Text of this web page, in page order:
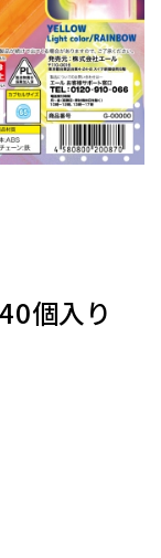
個入り